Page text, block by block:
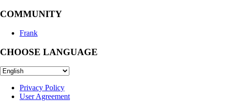
COMMUNITY
Frank
CHOOSE LANGUAGE
Privacy Policy
User Agreement